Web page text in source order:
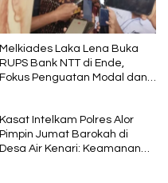
Melkiades Laka Lena Buka
RUPS Bank NTT di Ende,
Fokus Penguatan Modal dan
Kasat Intelkam Polres Alor
Pimpin Jumat Barokah di
Desa Air Kenari: Keamanan